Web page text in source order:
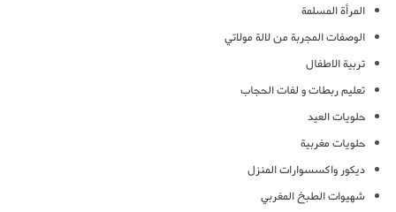
المرأة المسلمة
الوصفات المجربة من لالة مولاتي
تربية الاطفال
تعليم ربطات و لفات الحجاب
حلويات العيد
حلويات مغربية
ديكور واكسسوارات المنزل
شهيوات الطبخ المغربي